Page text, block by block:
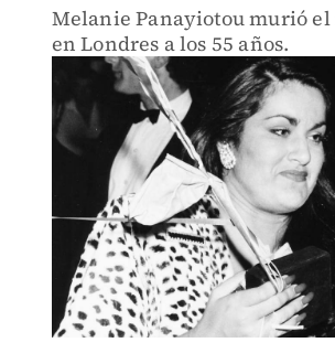
Melanie Panayiotou murió
en Londres a los 55 años.